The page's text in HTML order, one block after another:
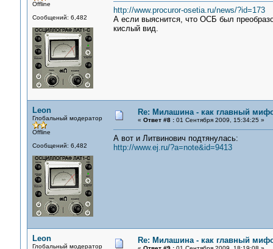
Offline
Сообщений: 6,482
http://www.procuror-osetia.ru/news/?id=173
А если выяснится, что ОСБ был
кислый вид.
Leon
Глобальный модератор
Offline
Сообщений: 6,482
Re: Милашина - как главный
« Ответ #8 :01 Сентября 2009, 15:34:25 »
А вот и Литвинович подтянулась:
http://www.ej.ru/?a=note&id=9413
Leon
Глобальный модератор
Re: Милашина - как главный